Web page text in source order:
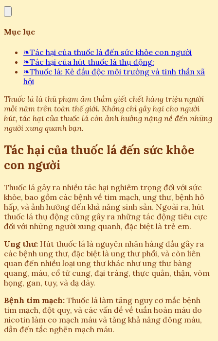
Mục lục
❧Tác hại của thuốc lá đến sức khỏe con người
❧Tác hại của hút thuốc lá thụ động:
❧Thuốc lá: Kẻ đầu độc môi trường và tinh thần xã
hội
Thuốc lá là thủ phạm âm thầm giết chết hàng triệu người
mỗi năm trên toàn thế giới. Không chỉ gây hại cho người
hút, tác hại của thuốc lá còn ảnh hưởng nặng nề đến những
người xung quanh bạn.
Tác hại của thuốc lá đến sức khỏe
con người
Thuốc lá gây ra nhiều tác hại nghiêm trọng đối với sức
khỏe, bao gồm các bệnh về tim mạch, ung thư, bệnh hô
hấp, và ảnh hưởng đến khả năng sinh sản. Ngoài ra, hút
thuốc lá thụ động cũng gây ra những tác động tiêu cực
đối với những người xung quanh, đặc biệt là trẻ em.
Ung thư: Hút thuốc lá là nguyên nhân hàng đầu gây ra
các bệnh ung thư, đặc biệt là ung thư phổi, và còn liên
quan đến nhiều loại ung thư khác như ung thư bàng
quang, máu, cổ tử cung, đại tràng, thực quản, thận, vòm
họng, gan, tụy, và dạ dày.
Bệnh tim mạch: Thuốc lá làm tăng nguy cơ mắc bệnh
tim mạch, đột quỵ, và các vấn đề về tuần hoàn máu do
nicotin làm co mạch máu và tăng khả năng đông máu,
dẫn đến tắc nghẽn mạch máu.